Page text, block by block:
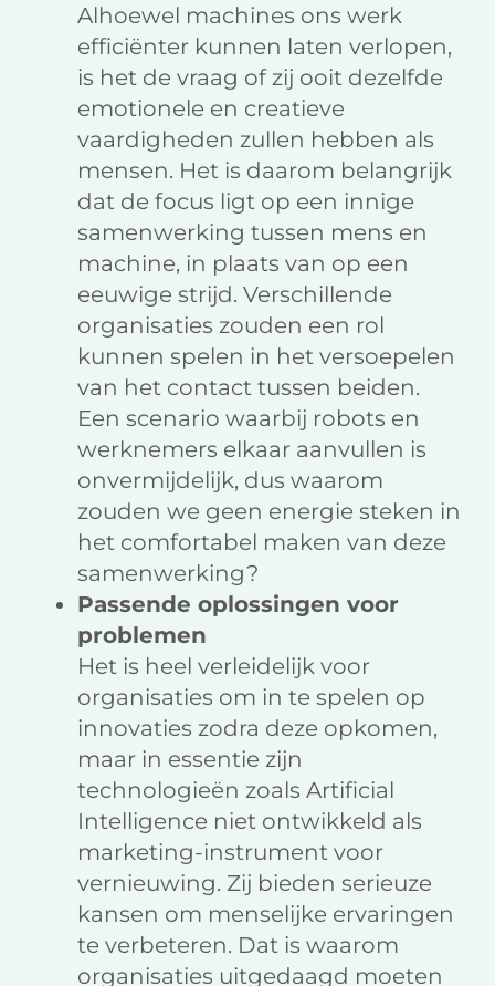
Alhoewel machines ons werk
efficiënter kunnen laten verlopen,
is het de vraag of zij ooit dezelfde
emotionele en creatieve
vaardigheden zullen hebben als
mensen. Het is daarom belangrijk
dat de focus ligt op een innige
samenwerking tussen mens en
machine, in plaats van op een
eeuwige strijd. Verschillende
organisaties zouden een rol
kunnen spelen in het versoepelen
van het contact tussen beiden.
Een scenario waarbij robots en
werknemers elkaar aanvullen is
onvermijdelijk, dus waarom
zouden we geen energie steken in
het comfortabel maken van deze
samenwerking?
Passende oplossingen voor
problemen
Het is heel verleidelijk voor
organisaties om in te spelen op
innovaties zodra deze opkomen,
maar in essentie zijn
technologieën zoals Artificial
Intelligence niet ontwikkeld als
marketing-instrument voor
vernieuwing. Zij bieden serieuze
kansen om menselijke ervaringen
te verbeteren. Dat is waarom
organisaties uitgedaagd moeten